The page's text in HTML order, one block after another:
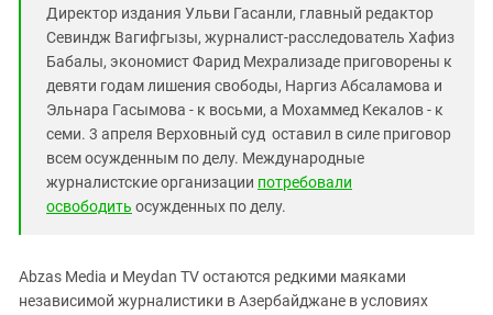
Директор издания Ульви Гасанли, главный редактор
Севиндж Вагифгызы, журналист-расследователь Хафиз
Бабалы, экономист Фарид Мехрализаде приговорены к
девяти годам лишения свободы, Наргиз Абсаламова и
Эльнара Гасымова - к восьми, а Мохаммед Кекалов - к
семи. 3 апреля Верховный суд оставил в силе приговор
всем осужденным по делу. Международные
журналистские организации потребовали
освободить осужденных по делу.
Abzas Media и Meydan TV остаются редкими маяками
независимой журналистики в Азербайджане в условиях